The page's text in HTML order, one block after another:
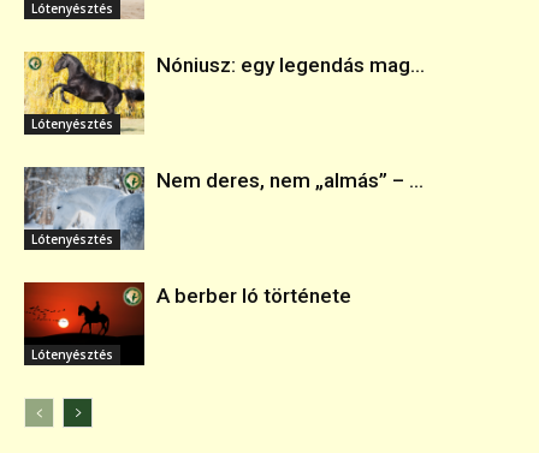
Lótenyésztés
Lótenyésztés
Nóniusz: egy legendás mag...
Lótenyésztés
Nem deres, nem „almás” – ...
Lótenyésztés
A berber ló története